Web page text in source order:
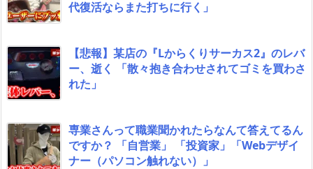
代復活ならまた打ちに行く」
【悲報】某店の『Lからくりサーカス2』のレバ
ー、逝く 「散々抱き合わせされてゴミを買わさ
れた」
専業さんって職業聞かれたらなんて答えてるん
ですか？ 「自営業」 「投資家」「Webデザイ
ナー（パソコン触れない）」